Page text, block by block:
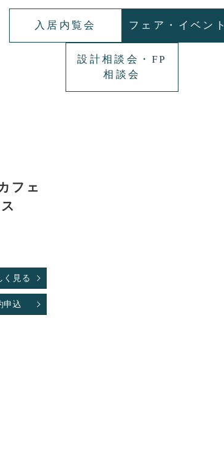
入居内覧会 フェア・イベント
設計相談会・FP
相談会
フェ
く見る
申込